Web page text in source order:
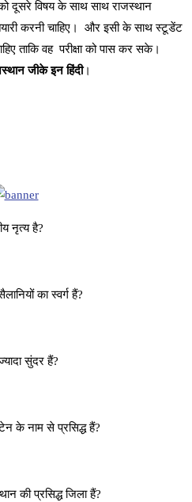
को दूसरे विषय के साथ साथ राजस्थान
करनी चाहिए। और इसी के साथ स्टूडेंट
ताकि वह परीक्षा को पास कर सके।
जीके इन हिंदी।
नृत्य है?
का स्वर्ग हैं?
सुंदर हैं?
के नाम से प्रसिद्ध हैं?
की प्रसिद्ध जिला हैं?